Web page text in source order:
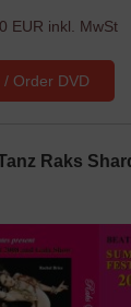
EUR inkl. MwSt
/ Order DVD
Raks